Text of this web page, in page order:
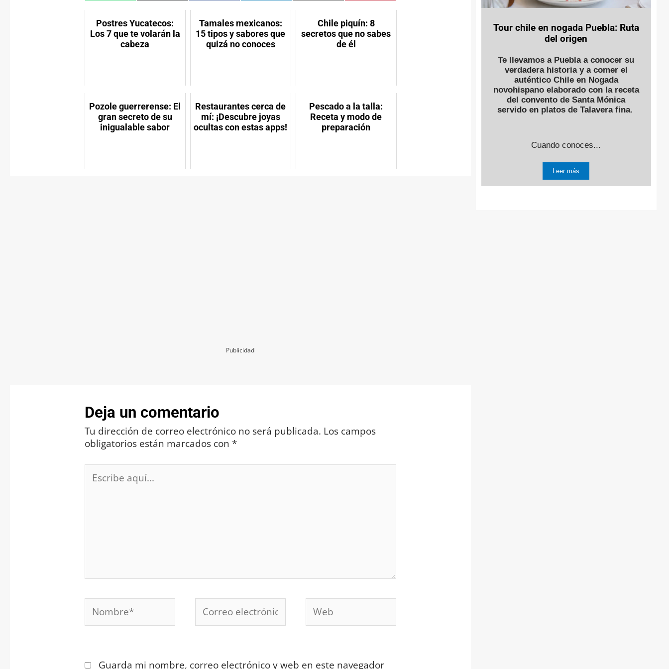
en en
(Twitter)
en en
LinkedIn
en en
Pinterest
Postres Yucatecos:
Los 7 que te volarán la
cabeza
Tamales mexicanos:
15 tipos y sabores que
quizá no conoces
Chile piquín: 8
secretos que no sabes
de él
Pozole guerrerense: El
gran secreto de su
inigualable sabor
Restaurantes cerca de
mí: ¡Descubre joyas
ocultas con estas apps!
Pescado a la talla:
Receta y modo de
preparación
Publicidad
Deja un comentario
Tu dirección de correo electrónico no será publicada. Los campos
obligatorios están marcados con *
aquí...
electrónico*
Guarda mi nombre, correo electrónico y web en este navegador
Tour chile en nogada Puebla: Ruta
del origen
Te llevamos a Puebla a conocer su
verdadera historia y a comer el
auténtico Chile en Nogada
novohispano elaborado con la receta
del convento de Santa Mónica
servido en platos de Talavera fina.
Cuando conoces...
Leer más